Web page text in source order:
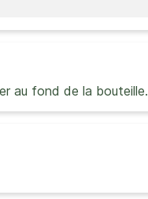
au fond de la bouteille.